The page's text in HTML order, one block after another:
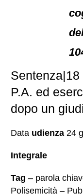
P.A. ed
dopo un
Data udienza 24
Integrale
Tag – parola
Polisemicità –